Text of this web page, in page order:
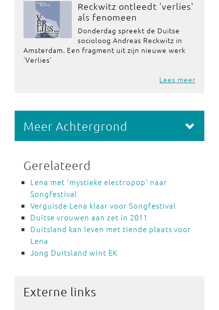
Reckwitz ontleedt 'verlies'
als fenomeen
Donderdag spreekt de Duitse
socioloog Andreas Reckwitz in
Amsterdam. Een fragment uit zijn nieuwe werk
'Verlies'
Lees meer
Meer Achtergrond
Gerelateerd
Lena met 'mystieke electropop' naar
Songfestival
Verguisde Lena klaar voor Songfestival
Duitse vrouwen aan zet in 2011
Duitsland kan leven met tiende plaats voor
Lena
Jong Duitsland wint EK
Externe links